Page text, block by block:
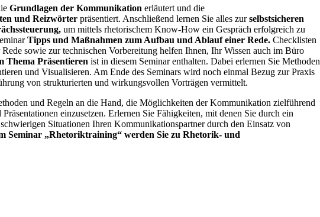
Grundlagen der Kommunikation erläutert und die
und Reizwörter präsentiert. Anschließend lernen Sie alles zurselbstsicheren
um mittels rhetorischem Know-How ein Gespräch erfolgreich zu
Tipps und Maßnahmen zum Aufbau und Ablauf einer Rede. Checklisten
sowie zur technischen Vorbereitung helfen Ihnen, Ihr Wissen auch im Büro
Thema Präsentieren ist in diesem Seminar enthalten. Dabei erlernen Sie Methoden
und Visualisieren. Am Ende des Seminars wird noch einmal Bezug zur Praxis
von strukturierten und wirkungsvollen Vorträgen vermittelt.
und Regeln an die Hand, die Möglichkeiten der Kommunikation zielführend
einzusetzen. Erlernen Sie Fähigkeiten, mit denen Sie durch ein
Situationen Ihren Kommunikationspartner durch den Einsatz von
Seminar „Rhetoriktraining“ werden Sie zu Rhetorik- und